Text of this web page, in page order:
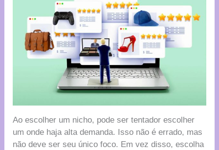
Ao escolher um nicho, pode ser tentador escolher
um onde haja alta demanda. Isso não é errado, mas
não deve ser seu único foco. Em vez disso, escolha